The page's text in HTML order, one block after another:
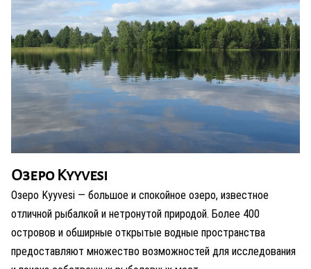
Озеро Kyyvesi
Озеро Kyyvesi — большое и спокойное озеро, известное
отличной рыбалкой и нетронутой природой. Более 400
островов и обширные открытые водные пространства
предоставляют множество возможностей для исследования